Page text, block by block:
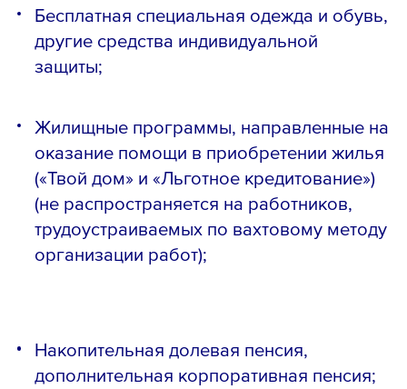
Бесплатная специальная одежда и обувь,
другие средства индивидуальной
защиты;
Жилищные программы, направленные на
оказание помощи в приобретении жилья
(«Твой дом» и «Льготное кредитование»)
(не распространяется на работников,
трудоустраиваемых по вахтовому методу
организации работ);
Накопительная долевая пенсия,
дополнительная корпоративная пенсия;